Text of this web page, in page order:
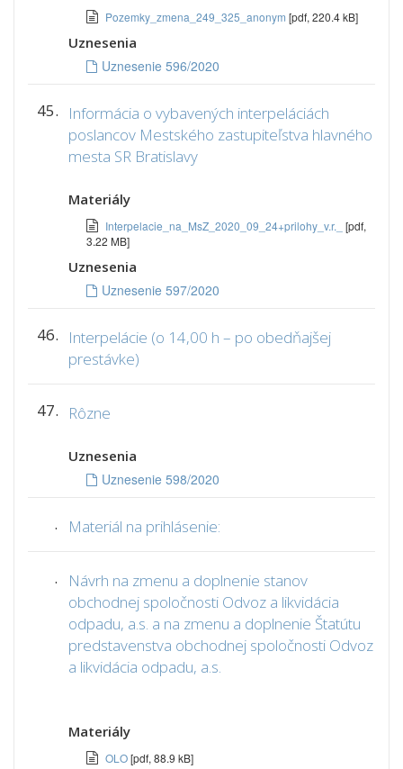
Pozemky_zmena_249_325_anonym [pdf, 220.4 kB]
Uznesenia
Uznesenie 596/2020
45.
Informácia o vybavených interpeláciách
poslancov Mestského zastupiteľstva hlavného
mesta SR Bratislavy
Materiály
Interpelacie_na_MsZ_2020_09_24+prilohy_v.r._ [pdf,
3.22 MB]
Uznesenia
Uznesenie 597/2020
46.
Interpelácie (o 14,00 h – po obedňajšej
prestávke)
47. Rôzne
Uznesenia
Uznesenie 598/2020
. Materiál na prihlásenie:
.
Návrh na zmenu a doplnenie stanov
obchodnej spoločnosti Odvoz a likvidácia
odpadu, a.s. a na zmenu a doplnenie Štatútu
predstavenstva obchodnej spoločnosti Odvoz
a likvidácia odpadu, a.s.
Materiály
OLO[pdf, 88.9 kB]